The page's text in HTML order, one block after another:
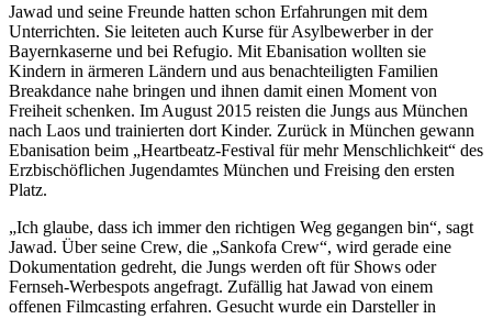
Jawad und seine Freunde hatten schon Erfahrungen mit dem
Unterrichten. Sie leiteten auch Kurse für Asylbewerber in der
Bayernkaserne und bei Refugio. Mit Ebanisation wollten sie
Kindern in ärmeren Ländern und aus benachteiligten Familien
Breakdance nahe bringen und ihnen damit einen Moment von
Freiheit schenken. Im August 2015 reisten die Jungs aus München
nach Laos und trainierten dort Kinder. Zurück in München gewann
Ebanisation beim „Heartbeatz-Festival für mehr Menschlichkeit“ des
Erzbischöflichen Jugendamtes München und Freising den ersten
Platz.
„Ich glaube, dass ich immer den richtigen Weg gegangen bin“, sagt
Jawad. Über seine Crew, die „Sankofa Crew“, wird gerade eine
Dokumentation gedreht, die Jungs werden oft für Shows oder
Fernseh-Werbespots angefragt. Zufällig hat Jawad von einem
offenen Filmcasting erfahren. Gesucht wurde ein Darsteller in